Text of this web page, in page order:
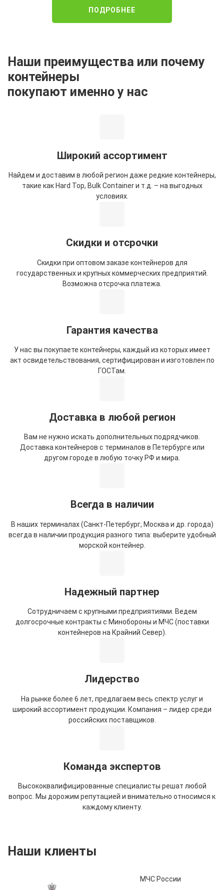
ПОДРОБНЕЕ
Наши преимущества или почему
контейнеры
покупают именно у нас
Широкий ассортимент
Найдем и доставим в любой регион даже редкие контейнеры,
такие как Hard Top, Bulk Container и т.д. – на выгодных
условиях.
Скидки и отсрочки
Скидки при оптовом заказе контейнеров для
государственных и крупных коммерческих предприятий.
Возможна отсрочка платежа.
Гарантия качества
У нас вы покупаете контейнеры, каждый из которых имеет
акт освидетельствования, сертифицирован и изготовлен по
ГОСТам.
Доставка в любой регион
Вам не нужно искать дополнительных подрядчиков.
Доставка контейнеров с терминалов в Петербурге или
другом городе в любую точку РФ и мира.
Всегда в наличии
В наших терминалах (Санкт-Петербург, Москва и др. города)
всегда в наличии продукция разного типа: выберите удобный
морской контейнер.
Надежный партнер
Сотрудничаем с крупными предприятиями. Ведем
долгосрочные контракты с Минобороны и МЧС (поставки
контейнеров на Крайний Север).
Лидерство
На рынке более 6 лет, предлагаем весь спектр услуг и
широкий ассортимент продукции. Компания – лидер среди
российских поставщиков.
Команда экспертов
Высококвалифицированные специалисты решат любой
вопрос. Мы дорожим репутацией и внимательно относимся к
каждому клиенту.
Наши клиенты
МЧС России